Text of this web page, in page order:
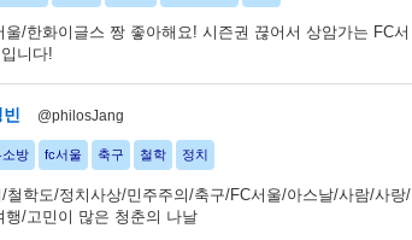
울/한화이글스 짱 좋아해요! 시즌권 끊어서 상암가는 FC서
니다!
@philosJang
소방 fc서울 축구 철학 정치
철학도/정치사상/민주주의/축구/FC서울/아스날/사람/사랑/
행/고민이 많은 청춘의 나날